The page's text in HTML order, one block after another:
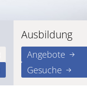
Ausbildung
Angebote
Gesuche